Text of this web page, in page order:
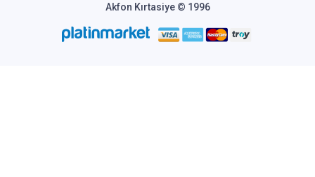
Akfon Kırtasiye © 1996